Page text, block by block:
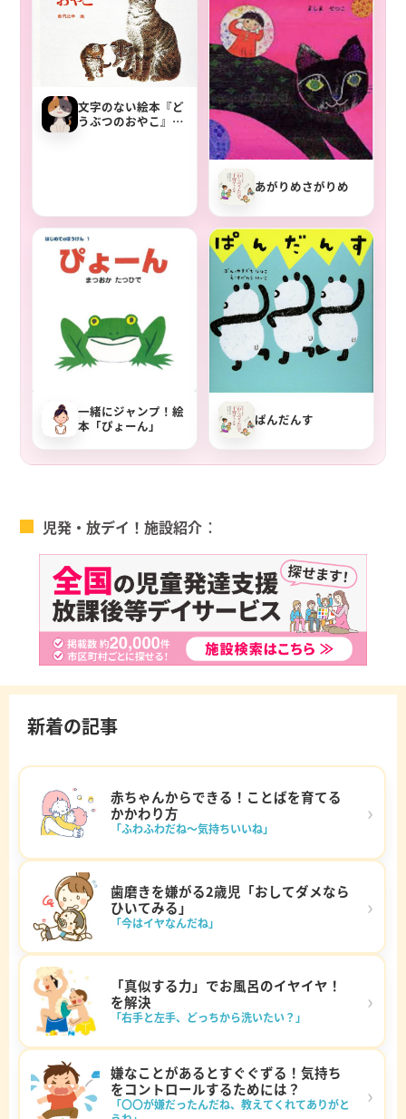
文字のない絵本『ど
うぶつのおやこ』声
あがりめさがりめ
一緒にジャンプ！絵
本「ぴょーん」
ぱんだんす
児発・放デイ！施設紹介
新着の記事
赤ちゃんからできる！ことばを育てる
かかわり方
「ふわふわだね～気持ちいいね」
›
歯磨きを嫌がる2歳児「おしてダメなら
ひいてみる」
「今はイヤなんだね」
›
「真似する力」でお風呂のイヤイヤ！
を解決
「右手と左手、どっちから洗いたい？」
›
嫌なことがあるとすぐぐずる！気持ち
をコントロールするためには？
「〇〇が嫌だったんだね、教えてくれてありがと
›